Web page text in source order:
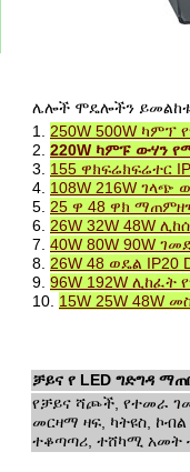
ሌሎች ሞዴሎችን
1. 250W 500W ካምፕ
2. 220W ካምፑ ውሃን
3. 155 ዋክፍሬክፍሬተር
4. 108W 216W ገላጭ
5. 25 ዋ 48 ዋክ
6. 26W 32W 48W
7. 40W 80W 90W
8. 26W 48 ወዴል
9. 96W 192W ሊከፈት
10. 15W 25W 48W
ቻይና የ LED ግድግዳ
የቻይና ሻጮች, የተመራ
መርዛማ ዛፍ, ካትዩስ,
ተቆጣጣሪ, ተሸካሚ አመት